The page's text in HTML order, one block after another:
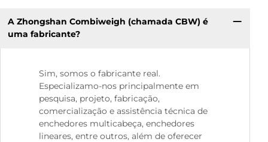
A Zhongshan Combiweigh (chamada CBW) é
uma fabricante?
Sim, somos o fabricante real.
Especializamo-nos principalmente em
pesquisa, projeto, fabricação,
comercialização e assistência técnica de
enchedores multicabeça, enchedores
lineares, entre outros, além de oferecer